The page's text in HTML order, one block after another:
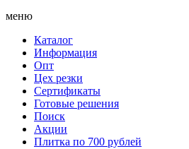
меню
Каталог
Информация
Опт
Цех резки
Сертификаты
Готовые решения
Поиск
Акции
Плитка по 700 рублей